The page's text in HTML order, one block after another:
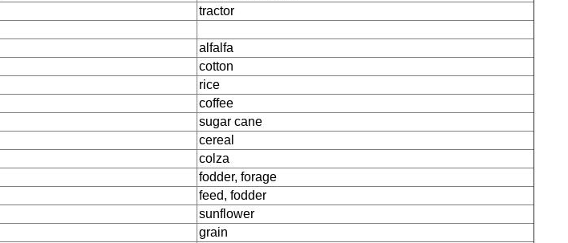
tractor
alfalfa
cotton
rice
coffee
sugar cane
cereal
colza
fodder, forage
feed, fodder
sunflower
grain